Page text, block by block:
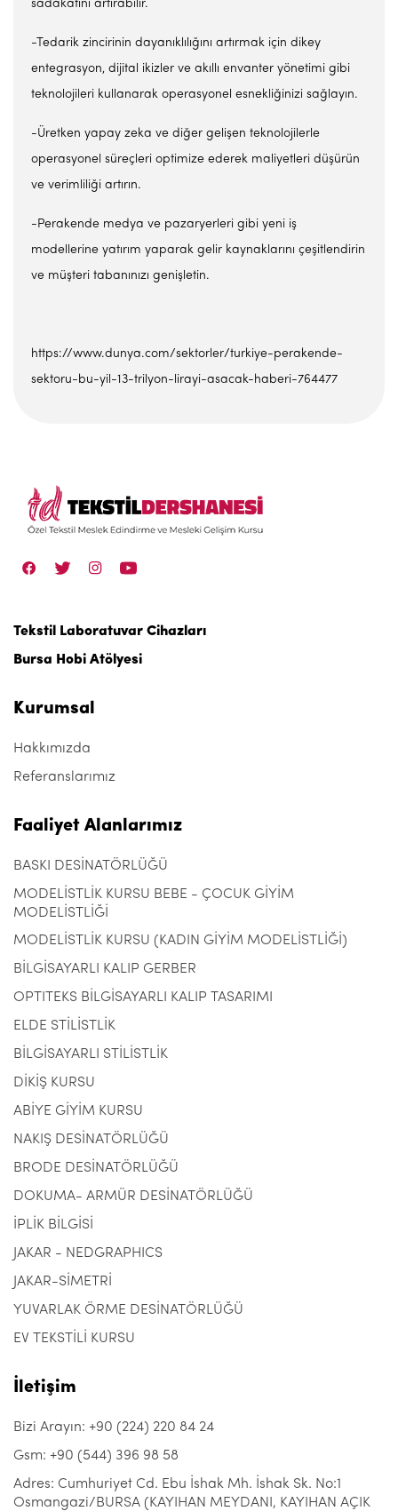
sadakatini artırabilir.
-Tedarik zincirinin dayanıklılığını artırmak için dikey
entegrasyon, dijital ikizler ve akıllı envanter yönetimi gibi
teknolojileri kullanarak operasyonel esnekliğinizi sağlayın.
-Üretken yapay zeka ve diğer gelişen teknolojilerle
operasyonel süreçleri optimize ederek maliyetleri düşürün
ve verimliliği artırın.
-Perakende medya ve pazaryerleri gibi yeni iş
modellerine yatırım yaparak gelir kaynaklarını çeşitlendirin
ve müşteri tabanınızı genişletin.
https://www.dunya.com/sektorler/turkiye-perakende-
sektoru-bu-yil-13-trilyon-lirayi-asacak-haberi-764477
Tekstil Laboratuvar Cihazları
Bursa Hobi Atölyesi
Kurumsal
Hakkımızda
Referanslarımız
Faaliyet Alanlarımız
BASKI DESİNATÖRLÜĞÜ
MODELİSTLİK KURSU BEBE - ÇOCUK GİYİM
MODELİSTLİĞİ
MODELİSTLİK KURSU (KADIN GİYİM MODELİSTLİĞİ)
BİLGİSAYARLI KALIP GERBER
OPTITEKS BİLGİSAYARLI KALIP TASARIMI
ELDE STİLİSTLİK
BİLGİSAYARLI STİLİSTLİK
DİKİŞ KURSU
ABİYE GİYİM KURSU
NAKIŞ DESİNATÖRLÜĞÜ
BRODE DESİNATÖRLÜĞÜ
DOKUMA- ARMÜR DESİNATÖRLÜĞÜ
İPLİK BİLGİSİ
JAKAR - NEDGRAPHICS
JAKAR-SİMETRİ
YUVARLAK ÖRME DESİNATÖRLÜĞÜ
EV TEKSTİLİ KURSU
İletişim
Bizi Arayın: +90 (224) 220 84 24
Gsm: +90 (544) 396 98 58
Adres: Cumhuriyet Cd. Ebu İshak Mh. İshak Sk. No:1
Osmangazi/BURSA (KAYIHAN MEYDANI, KAYIHAN AÇIK